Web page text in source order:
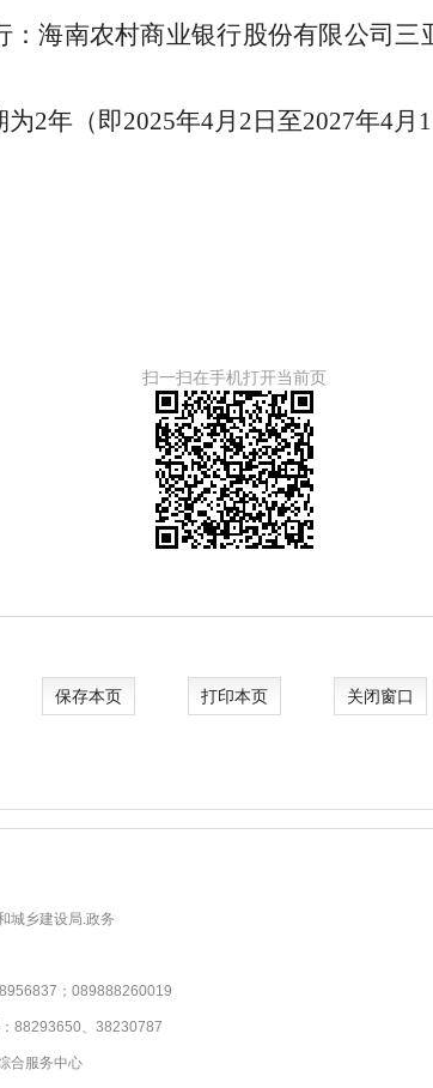
：海南农村商业银行股份有限公司三
为2年（即2025年4月 2 日至2027年4月 1
扫一扫在手机打开当前页
保存本页 打印本页 关闭窗口
城乡建设局.政务
；089888260019
88293650、38230787
合服务中心